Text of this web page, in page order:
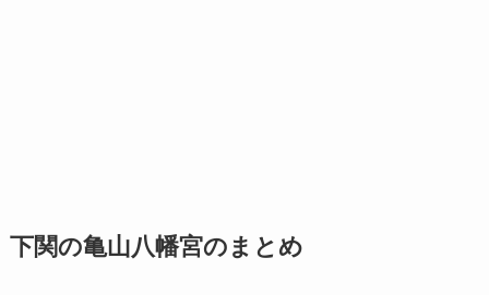
下関の亀山八幡宮のまとめ